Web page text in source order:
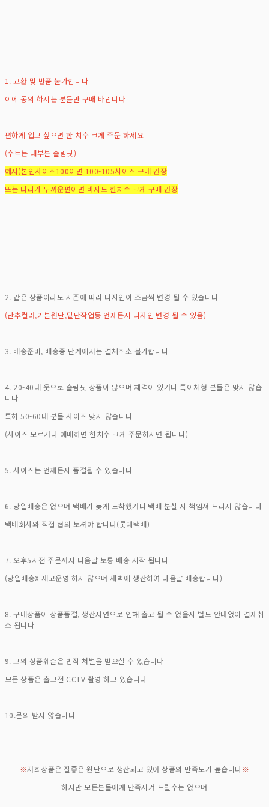
1.교환 및 반품 불가합니다
이에 동의 하시는 분들만 구매 바랍니다
편하게 입고 싶으면 한 치수 크게 주문 하세요
(수트는 대부분 슬림핏)
예시)본인사이즈100이면 100-105사이즈 구매 권장
또는 다리가 두꺼운편이면 바지도 한치수 크게 구매 권장
2. 같은 상품이라도 시즌에 따라 디자인이 조금씩 변경 될 수 있습니다
(단추컬러,기본원단,밑단작업등 언제든지 디자인 변경 될 수 있음)
3. 배송준비, 배송중 단계에서는 결체취소 불가합니다
4. 20-40대 옷으로 슬림핏 상품이 많으며 체격이 있거나 특이체형 분들은 맞지 않습
니다
특히 50-60대 분들 사이즈 맞지 않습니다
(사이즈 모르거나 애매하면 한치수 크게 주문하시면 됩니다)
5. 사이즈는 언제든지 품절될 수 있습니다
6. 당일배송은 없으며 택배가 늦게 도착했거나 택배 분실 시 책임져 드리지 않습니다
택배회사와 직접 협의 보셔야 합니다(롯데택배)
7. 오후5시전 주문까지 다음날 보통 배송 시작 됩니다
(당일배송X 재고운영 하지 않으며 새벽에 생산하여 다음날 배송합니다)
8. 구매상품이 상품품절, 생산지연으로 인해 출고 될 수 없을시 별도 안내없이 결제취
소 됩니다
9. 고의 상품훼손은 법적 처벌을 받으실 수 있습니다
모든 상품은 출고전 CCTV 촬영 하고 있습니다
10.문의 받지 않습니다
※저희상품은 질좋은 원단으로 생산되고 있어 상품의 만족도가 높습니다※
하지만 모든분들에게 만족시켜 드릴수는 없으며